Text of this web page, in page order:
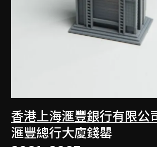
香港上海滙豐銀行有限公
滙豐總行大廈錢罌